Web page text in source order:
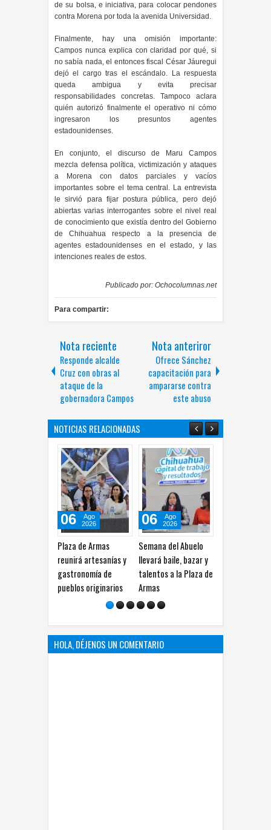
de su bolsa, e iniciativa, para colocar pendones
contra Morena por toda la avenida Universidad.
Finalmente, hay una omisión importante:
Campos nunca explica con claridad por qué, si
no sabía nada, el entonces fiscal César Jáuregui
dejó el cargo tras el escándalo. La respuesta
queda ambigua y evita precisar
responsabilidades concretas. Tampoco aclara
quién autorizó finalmente el operativo ni cómo
ingresaron los presuntos agentes
estadounidenses.
En conjunto, el discurso de Maru Campos
mezcla defensa política, victimización y ataques
a Morena con datos parciales y vacíos
importantes sobre el tema central. La entrevista
le sirvió para fijar postura pública, pero dejó
abiertas varias interrogantes sobre el nivel real
de conocimiento que existía dentro del Gobierno
de Chihuahua respecto a la presencia de
agentes estadounidenses en el estado, y las
intenciones reales de estos.
Publicado por: Ochocolumnas.net
Para compartir:
Nota reciente
Responde alcalde
Cruz con obras al
ataque de la
gobernadora Campos
Nota anteriror
Ofrece Sánchez
capacitación para
ampararse contra
este abuso
NOTICIAS RELACIONADAS
Semana del Abuelo
llevará baile, bazar y
talentos a la Plaza de
Armas
06
Ago
2026
Jóvenes de Chihuahua
tendrán actividades
gratuitas durante
agosto
06
Ago
2026
HOLA, DÉJENOS UN COMENTARIO